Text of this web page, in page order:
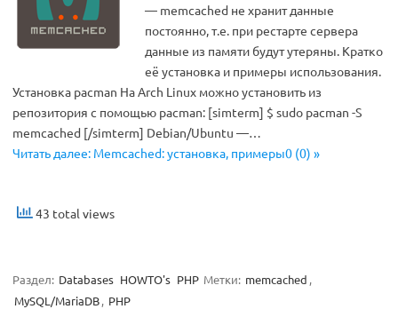
— memcached не хранит данные
постоянно, т.е. при рестарте сервера
данные из памяти будут утеряны. Кратко
её установка и примеры использования.
Установка pacman На Arch Linux можно установить из
репозитория с помощью pacman: [simterm] $ sudo pacman -S
memcached [/simterm] Debian/Ubuntu —…
Читать далее: Memcached: установка, примеры0 (0) »
43 total views
Раздел: Databases HOWTO's PHP Метки: memcached ,
MySQL/MariaDB, PHP